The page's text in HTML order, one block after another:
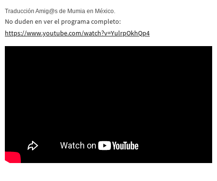
Traducción Amig@s de Mumia en México.
No duden en ver el programa completo:
https://www.youtube.com/watch?v=YulrpOkhQp4